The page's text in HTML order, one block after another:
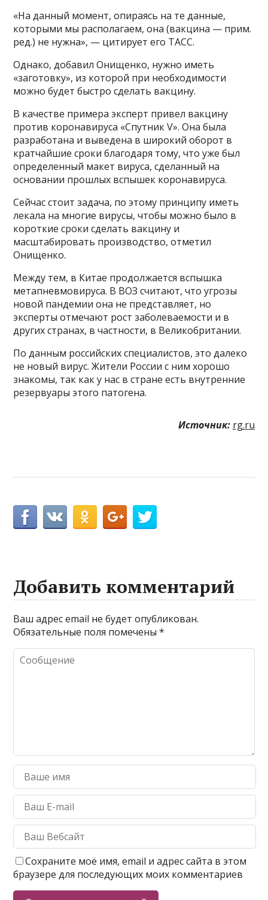
«На данный момент, опираясь на те данные,
которыми мы располагаем, она (вакцина — прим.
ред.) не нужна», — цитирует его ТАСС.
Однако, добавил Онищенко, нужно иметь
«заготовку», из которой при необходимости
можно будет быстро сделать вакцину.
В качестве примера эксперт привел вакцину
против коронавируса «Спутник V». Она была
разработана и выведена в широкий оборот в
кратчайшие сроки благодаря тому, что уже был
определенный макет вируса, сделанный на
основании прошлых вспышек коронавируса.
Сейчас стоит задача, по этому принципу иметь
лекала на многие вирусы, чтобы можно было в
короткие сроки сделать вакцину и
масштабировать производство, отметил
Онищенко.
Между тем, в Китае продолжается вспышка
метапневмовируса. В ВОЗ считают, что угрозы
новой пандемии она не представляет, но
эксперты отмечают рост заболеваемости и в
других странах, в частности, в Великобритании.
По данным российских специалистов, это далеко
не новый вирус. Жители России с ним хорошо
знакомы, так как у нас в стране есть внутренние
резервуары этого патогена.
Источник: rg.ru
Добавить комментарий
Ваш адрес email не будет опубликован.
Обязательные поля помечены*
Сохраните моё имя, email и адрес сайта в этом
браузере для последующих моих комментариев